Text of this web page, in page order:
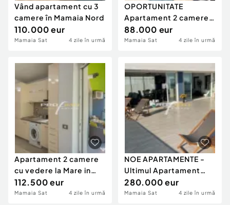
Vând apartament cu 3
camere în Mamaia Nord
110.000 eur
Mamaia Sat 4 zile în urmă
OPORTUNITATE
Apartament 2 camere
Modern la 500m.de
PLAJA
88.000 eur
Mamaia Sat 4 zile în urmă
Apartament 2 camere
cu vedere la Mare in
Alezzi Beach Resort
112.500 eur
Mamaia Sat 4 zile în urmă
NOE APARTAMENTE -
Ultimul Apartament
Exclusivist cu 3 cam.si
280.000 eur
Mamaia Sat 4 zile în urmă